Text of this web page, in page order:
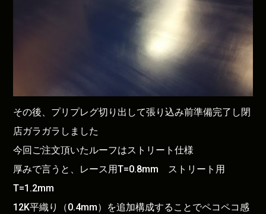
その後、プリプレグ切り出して張り込み前準備完了し閉
店ガラガラしました
今回ご注文頂いたルーフはストリート仕様
厚みで言うと、レース用T=0.8mm ストリート用
T=1.2mm
12K平織り（0.4mm）を追加構成することでペコペコ感